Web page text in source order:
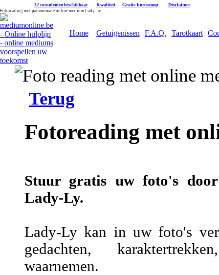
32 consulenten beschikbaar Kwaliteit Gratis horoscoop Disclaimer
Fotoreading met paranormale online medium Lady-Ly
Home Getuigenissen F.A.Q. Tarotkaart
Terug
Fotoreading met
Stuur gratis uw foto's
Lady-Ly.
Lady-Ly kan in uw foto's
gedachten,
waarnemen.